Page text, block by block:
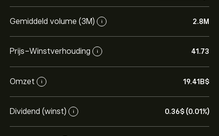
Gemiddeld volume (3M) i 2.8M
Prijs-Winstverhouding i 41.73
Omzet i 19.41B‎$‎
Dividend (winst) i 0.36‎$‎ (0.01%)